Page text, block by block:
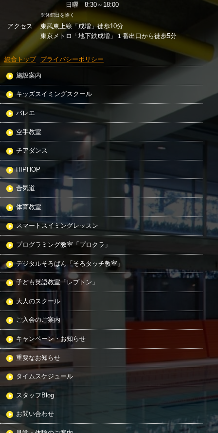
日曜 8:30～18:00
※休館日を除く
アクセス
東武東上線「成増」徒歩10分
東京メトロ「地下鉄成増」１番出口から徒歩5分
総合トップ プライバシーポリシー
施設案内
キッズスイミングスクール
バレエ
空手教室
チアダンス
HIPHOP
合気道
体育教室
スマートスイミングレッスン
プログラミング教室「プロクラ」
デジタルそろばん「そろタッチ教室」
子ども英語教室「レプトン」
大人のスクール
ご入会のご案内
キャンペーン・お知らせ
重要なお知らせ
タイムスケジュール
スタッフBlog
お問い合わせ